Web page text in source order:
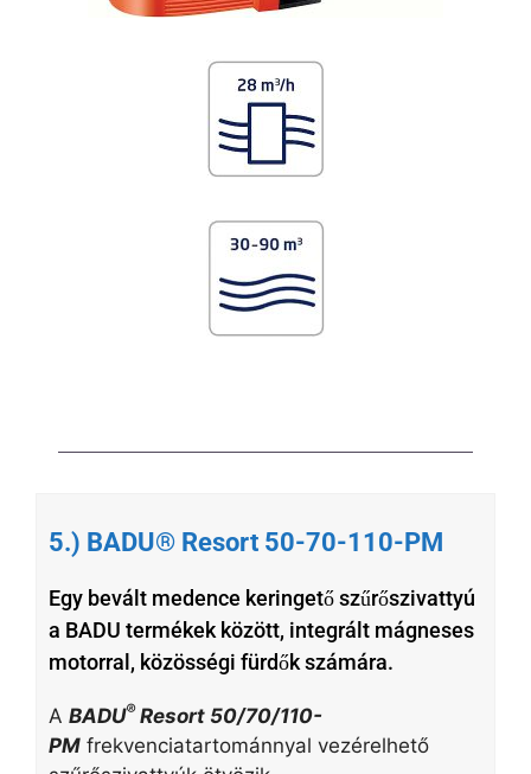
5.) BADU® Resort 50-70-110-PM
Egy bevált medence keringető szűrőszivattyú
a BADU termékek között, integrált mágneses
motorral, közösségi fürdők számára.
A BADU®Resort 50/70/110-
PM frekvenciatartománnyal vezérelhető